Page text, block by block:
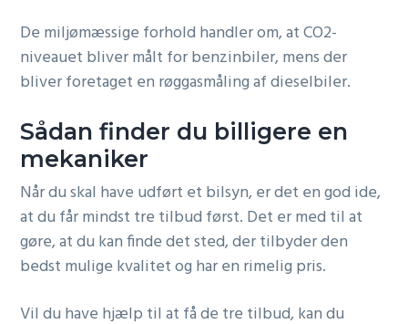
De miljømæssige forhold handler om, at CO2-
niveauet bliver målt for benzinbiler, mens der
bliver foretaget en røggasmåling af dieselbiler.
Sådan finder du billigere en
mekaniker
Når du skal have udført et bilsyn, er det en god ide,
at du får mindst tre tilbud først. Det er med til at
gøre, at du kan finde det sted, der tilbyder den
bedst mulige kvalitet og har en rimelig pris.
Vil du have hjælp til at få de tre tilbud, kan du